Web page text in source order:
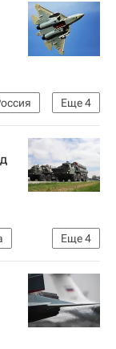
Еще4
Еще4